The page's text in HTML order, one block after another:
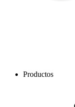
Productos